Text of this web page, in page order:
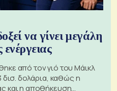
να γίνει μεγάλη
ενέργειας
από τον γιό του Μάικλ
δισ. δολάρια, καθώς η
και η αποθήκευση